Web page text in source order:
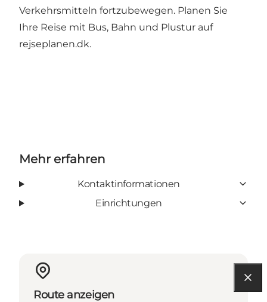
Verkehrsmitteln fortzubewegen. Planen Sie
Ihre Reise mit Bus, Bahn und Plustur auf
rejseplanen.dk.
Mehr erfahren
Kontaktinformationen
Einrichtungen
Route anzeigen